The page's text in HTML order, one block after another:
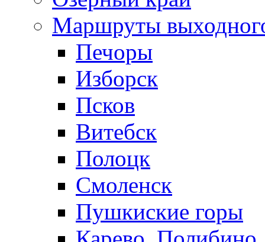
Маршруты
Печоры
Изборск
Псков
Витебск
Полоцк
Смоленск
Пушкиские горы